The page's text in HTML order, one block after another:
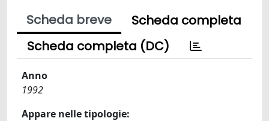
Scheda breve
Scheda completa
Scheda completa (DC)
Anno
1992
Appare nelle tipologie: